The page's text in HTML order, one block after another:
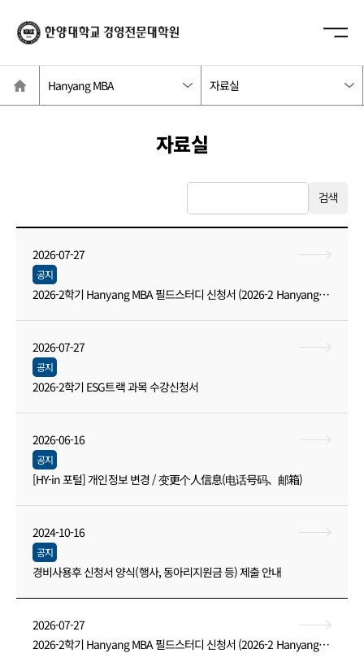
경영전문대학원
사이
닫기
홈
Hanyang MBA 자료실
자료실
검색
2026-07-27
공지
2026-2학기 Hanyang MBA 필드스터디 신청서 (2026-2 Hanyang MBA Field Study application)
2026-07-27
공지
2026-2학기 ESG트랙 과목 수강신청서
2026-06-16
공지
[HY-in 포털] 개인정보 변경 / 变更个人信息(电话号码、邮箱)
2024-10-16
공지
경비사용후 신청서 양식(행사, 동아리지원금 등) 제출 안내
2026-07-27
2026-2학기 Hanyang MBA 필드스터디 신청서 (2026-2 Hanyang MBA Field Study application)